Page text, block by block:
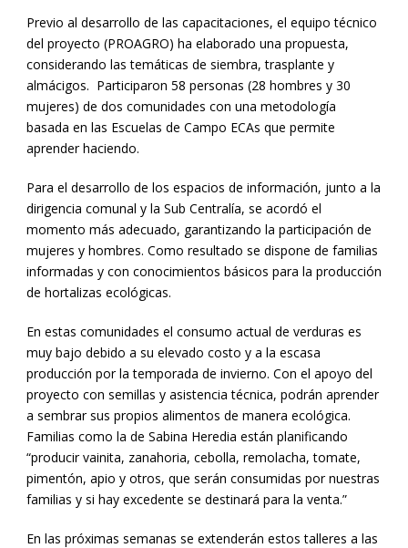
Previo al desarrollo de las capacitaciones, el equipo técnico
del proyecto (PROAGRO) ha elaborado una propuesta,
considerando las temáticas de siembra, trasplante y
almácigos. Participaron 58 personas (28 hombres y 30
mujeres) de dos comunidades con una metodología
basada en las Escuelas de Campo ECAs que permite
aprender haciendo.
Para el desarrollo de los espacios de información, junto a la
dirigencia comunal y la Sub Centralía, se acordó el
momento más adecuado, garantizando la participación de
mujeres y hombres. Como resultado se dispone de familias
informadas y con conocimientos básicos para la producción
de hortalizas ecológicas.
En estas comunidades el consumo actual de verduras es
muy bajo debido a su elevado costo y a la escasa
producción por la temporada de invierno. Con el apoyo del
proyecto con semillas y asistencia técnica, podrán aprender
a sembrar sus propios alimentos de manera ecológica.
Familias como la de Sabina Heredia están planificando
“producir vainita, zanahoria, cebolla, remolacha, tomate,
pimentón, apio y otros, que serán consumidas por nuestras
familias y si hay excedente se destinará para la venta.”
En las próximas semanas se extenderán estos talleres a las